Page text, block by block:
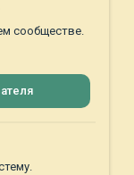
сообществе.